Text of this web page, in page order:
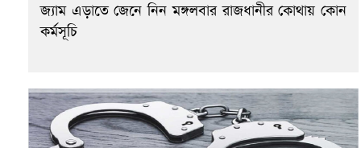
জ্যাম এড়াতে জেনে নিন মঙ্গলবার রাজধানীর কোথায় কোন
কর্মসূচি